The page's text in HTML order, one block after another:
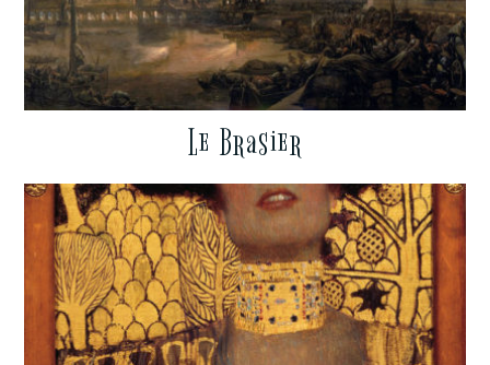
Le Brasier